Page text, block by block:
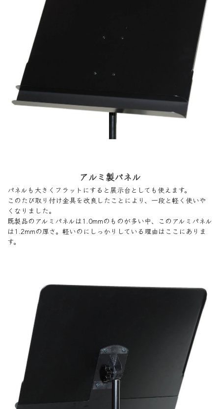
アルミ製パネル
パネルも大きくフラットにすると展示台としても使えます。
このたび取り付け金具を改良したことにより、一段と軽く使いや
くなりました。
既製品のアルミパネルは1.0mmのものが多い中、このアルミパネル
は1.2mmの厚さ。軽いのにしっかりしている理由はここにありま
す。